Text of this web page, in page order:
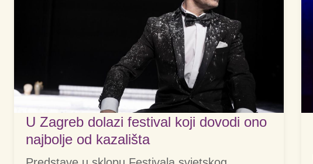
U Zagreb dolazi festival koji dovodi ono
najbolje od kazališta